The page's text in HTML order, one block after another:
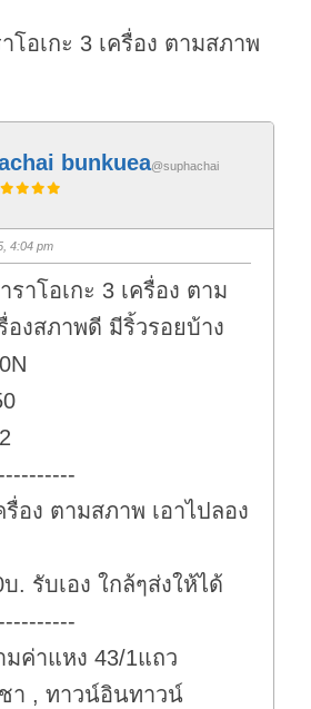
โอเกะ 3 เครื่อง ตามสภาพ
bunkuea@suphachai
4:04 pm
าโอเกะ 3 เครื่อง ตาม
องสภาพดี มีริ้วรอยบ้าง
รื่อง ตามสภาพ เอาไปลอง
. รับเอง ใกล้ๆส่งให้ได้
ค่าแหง 43/1แถว
า , ทาวน์อินทาวน์